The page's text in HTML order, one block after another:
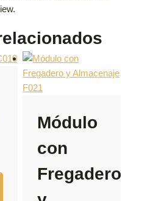
Módulo
con
Fregadero